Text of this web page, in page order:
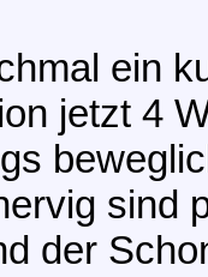
ein
jetzt 4
sind
der